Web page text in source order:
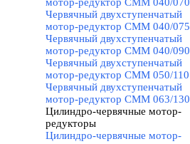
Червячный двухступенчатый
мотор-редуктор CMM 040/075
Червячный двухступенчатый
мотор-редуктор CMM 040/090
Червячный двухступенчатый
мотор-редуктор CMM 050/110
Червячный двухступенчатый
мотор-редуктор CMM 063/130
Цилиндро-червячные мотор-
редукторы
Цилиндро-червячные мотор-